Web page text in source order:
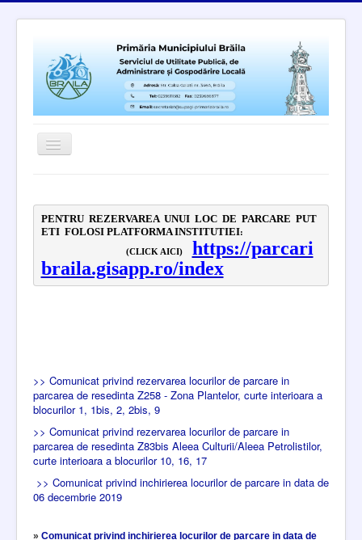
Toggle
Parcări
Salubrizare
Angajari
Achizitii
Depozitare deseuri inerte
Informatii de interes public
PENTRU  REZERVAREA  UNUI  LOC  DE  PARCARE  PUT
ETI  FOLOSI PLATFORMA INSTITUTIEI:
                                   (CLICK AICI)
https://parcari
braila.gisapp.ro/index
>> Comunicat privind rezervarea locurilor de parcare in
parcarea de resedinta Z258 - Zona Plantelor, curte interioara a
blocurilor 1, 1bis, 2, 2bis, 9
>> Comunicat privind rezervarea locurilor de parcare in
parcarea de resedinta Z83bis Aleea Culturii/Aleea Petrolistilor,
curte interioara a blocurilor 10, 16, 17
>> Comunicat privind inchirierea locurilor de parcare in data de
06 decembrie 2019
» Comunicat privind inchirierea locurilor de parcare in data de